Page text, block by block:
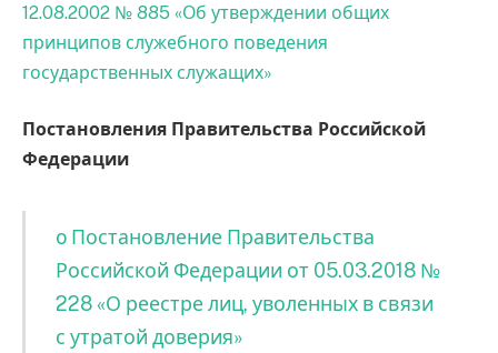
12.08.2002 № 885 «Об утверждении общих
принципов служебного поведения
государственных служащих»
Постановления Правительства Российской
Федерации
o Постановление Правительства
Российской Федерации от 05.03.2018 №
228 «О реестре лиц, уволенных в связи
с утратой доверия»